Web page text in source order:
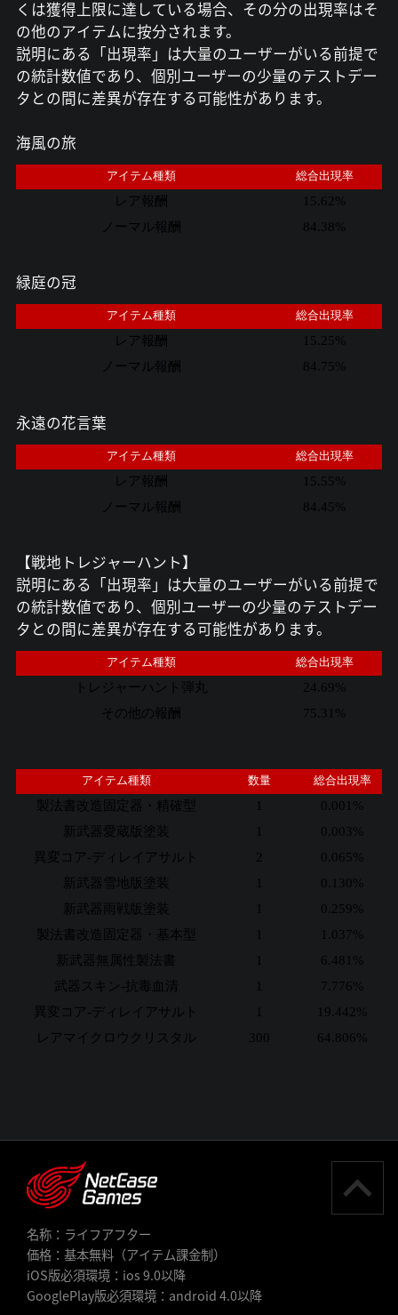
くは獲得上限に達している場合、その分の出現率はそ
の他のアイテムに按分されます。
説明にある「出現率」は大量のユーザーがいる前提で
の統計数値であり、個別ユーザーの少量のテストデー
タとの間に差異が存在する可能性があります。
海風の旅
アイテム種類 総合出現率
レア報酬
15.62%
ノーマル報酬
84.38%
緑庭の冠
アイテム種類 総合出現率
レア報酬
15.25%
ノーマル報酬
84.75%
永遠の花言葉
アイテム種類 総合出現率
レア報酬
15.55%
ノーマル報酬
84.45%
【戦地トレジャーハント】
説明にある「出現率」は大量のユーザーがいる前提で
の統計数値であり、個別ユーザーの少量のテストデー
タとの間に差異が存在する可能性があります。
アイテム種類 総合出現率
トレジャーハント弾丸
24.69%
その他の報酬
75.31%
アイテム種類 数量 総合出現率
製法書改造固定器・精確型
0.001%
新武器愛蔵版塗装
0.003%
異変コア-ディレイアサルト
2
0.065%
新武器雪地版塗装
0.130%
新武器雨戦版塗装
0.259%
製法書改造固定器・基本型
1.037%
新武器無属性製法書
6.481%
武器スキン-抗毒血清
7.776%
異変コア-ディレイアサルト
19.442%
レアマイクロウクリスタル
300 64.806%
名称：ライフアフター
価格：基本無料（アイテム課金制）
iOS版必須環境：ios 9.0以降
GooglePlay版必須環境：android 4.0以降